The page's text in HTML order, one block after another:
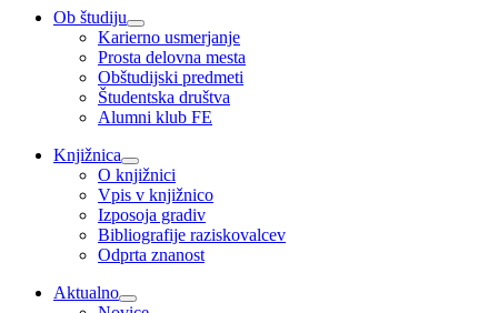
Ob študiju
Karierno usmerjanje
Prosta delovna mesta
Obštudijski predmeti
Študentska društva
Alumni klub FE
Knjižnica
O knjižnici
Vpis v knjižnico
Izposoja gradiv
Bibliografije raziskovalcev
Odprta znanost
Aktualno